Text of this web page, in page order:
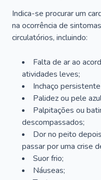
Indica-se procurar um
na ocorrência de
circulatórios, incluindo:
Falta de ar ao
atividades leves;
Inchaço
Palidez ou pele
Palpitações ou
descompassados;
Dor no peito
passar por uma crise
Suor frio;
Náuseas;